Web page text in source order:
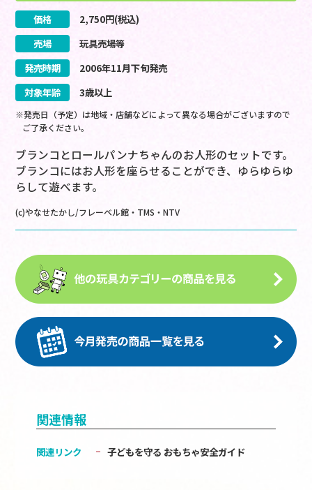
価格 2,750円(税込)
売場
玩具売場等
発売時期
2006年11月下旬発売
対象年齢
3歳以上
※発売日（予定）は地域・店舗などによって異なる場合がございますので
ご了承ください。
ブランコとロールパンナちゃんのお人形のセットです。
ブランコにはお人形を座らせることができ、ゆらゆらゆ
らして遊べます。
(c)やなせたかし/フレーベル館・TMS・NTV
関連情報
関連リンク 子どもを守る おもちゃ安全ガイド